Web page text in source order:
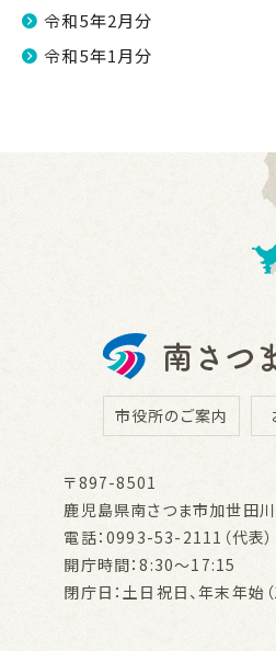
令和5年2月分
令和5年1月分
市役所のご案内
〒897-8501
鹿児島県南さつま市加世田
電話：0993-53-2111（代表）
開庁時間：8:30～17:15
閉庁日：土日祝日、年末年始